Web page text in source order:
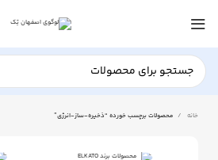
خانه محصولات برچسب خورده “ذخیره-ساز-انرژی”